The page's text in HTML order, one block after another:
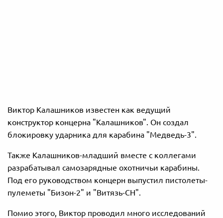
Виктор Калашников известен как ведущий
конструктор концерна "Калашников". Он создал
блокировку ударника для карабина "Медведь-3".
Также Калашников-младший вместе с коллегами
разрабатывал самозарядные охотничьи карабины.
Под его руководством концерн выпустил пистолеты-
пулеметы "Бизон-2" и "Витязь-СН".
Помио этого, Виктор проводил много исследований